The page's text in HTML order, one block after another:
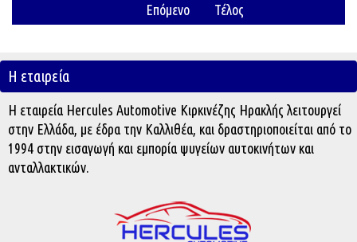
Επόμενο
Τέλος
Η εταιρεία
Η εταιρεία Hercules Automotive Κιρκινέζης Ηρακλής λειτουργεί
στην Ελλάδα, με έδρα την Καλλιθέα, και δραστηριοποιείται από το
1994 στην εισαγωγή και εμπορία ψυγείων αυτοκινήτων και
ανταλλακτικών.